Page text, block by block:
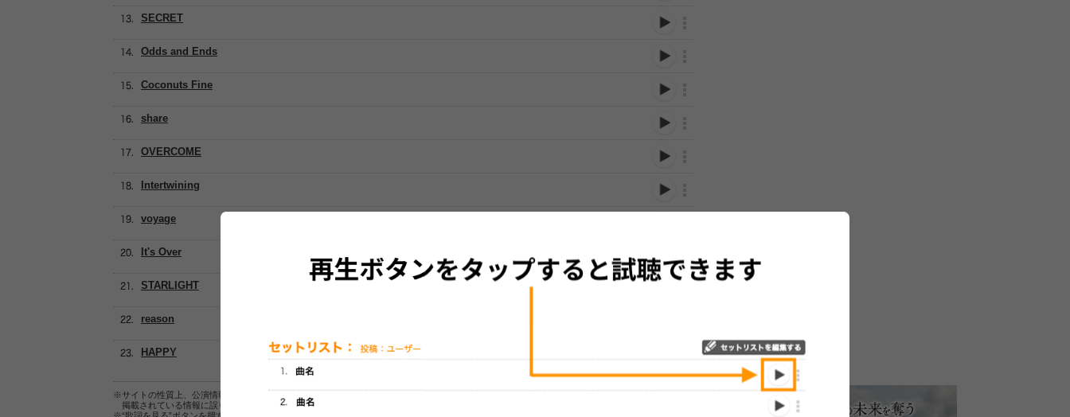
SECRET
Odds and Ends
Coconuts Fine
share
OVERCOME
Intertwining
voyage
It's Over
STARLIGHT
reason
HAPPY
※サイトの性質上、公演情報およびセットリスト情報の正確性は保証されませんので、あらかじめご了承ください。
掲載されている情報に誤りがある場合は、 こちら